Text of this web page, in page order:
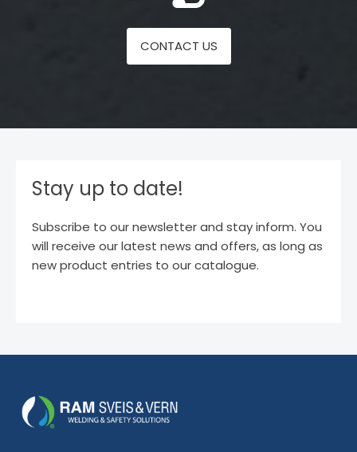
CONTACT US
Stay up to date!
Subscribe to our newsletter and stay inform. You
will receive our latest news and offers, as long as
new product entries to our catalogue.